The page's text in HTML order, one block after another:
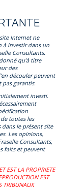
Internet ne
à investir dans un
Consultants.
qu’à titre
des
découler peuvent
garantis.
investi.
toutes les
le présent site
Les opinions,
Consultants,
faits et peuvent
EST LA PROPRIETE
EST
TRIBUNAUX